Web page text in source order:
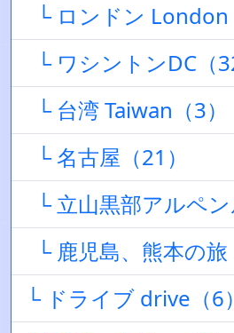
└ ロンドン London
└ ワシントンDC（
└ 台湾 Taiwan（3）
└ 名古屋（21）
└ 立山黒部アルペン
└ 鹿児島、熊本の旅
└ ドライブ drive（6）